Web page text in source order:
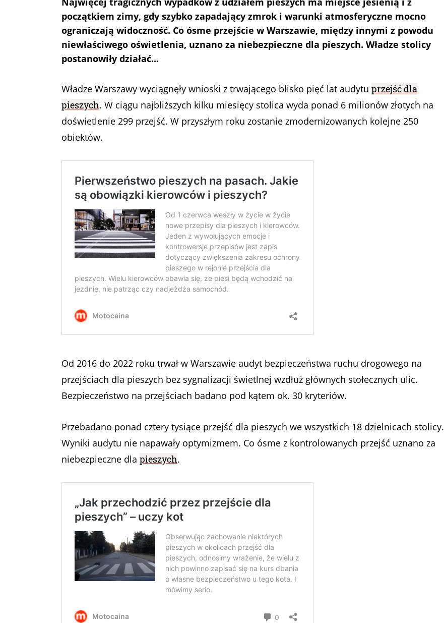
początkiem zimy, gdy szybko zapadający zmrok i warunki atmosferyczne mocno
ograniczają widoczność. Co ósme przejście w Warszawie, między innymi z powodu
niewłaściwego oświetlenia, uznano za niebezpieczne dla pieszych. Władze stolicy
postanowiły działać...
Władze Warszawy wyciągnęły wnioski z trwającego blisko pięć lat audytu przejść dla
pieszych. W ciągu najbliższych kilku miesięcy stolica wyda ponad 6 milionów złotych na
doświetlenie 299 przejść. W przyszłym roku zostanie zmodernizowanych kolejne 250
obiektów.
Od 2016 do 2022 roku trwał w Warszawie audyt bezpieczeństwa ruchu drogowego na
przejściach dla pieszych bez sygnalizacji świetlnej wzdłuż głównych stołecznych ulic.
Bezpieczeństwo na przejściach badano pod kątem ok. 30 kryteriów.
Przebadano ponad cztery tysiące przejść dla pieszych we wszystkich 18 dzielnicach stolicy.
Wyniki audytu nie napawały optymizmem. Co ósme z kontrolowanych przejść uznano za
niebezpieczne dla pieszych.